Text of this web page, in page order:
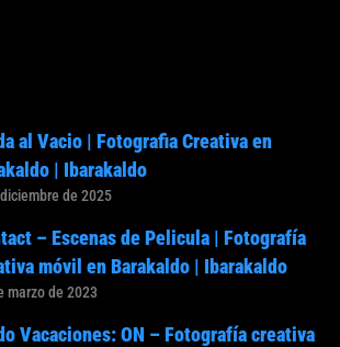
al Vacio | Fotografia Creativa en
| Ibarakaldo
de 2025
– Escenas de Pelicula | Fotografía
móvil en Barakaldo | Ibarakaldo
marzo de 2023
Vacaciones: ON – Fotografía creativa